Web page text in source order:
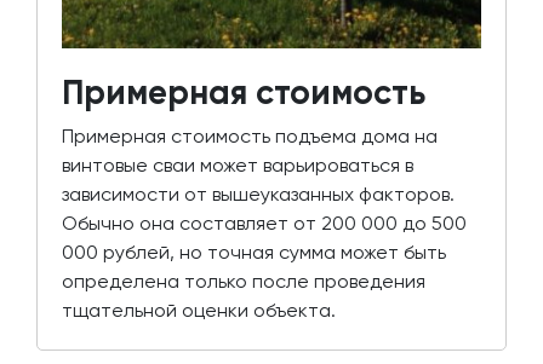
Примерная стоимость
Примерная стоимость подъема дома на
винтовые сваи может варьироваться в
зависимости от вышеуказанных факторов.
Обычно она составляет от 200 000 до 500
000 рублей, но точная сумма может быть
определена только после проведения
тщательной оценки объекта.